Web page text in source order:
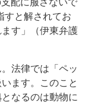
すと解されてお
す」（伊東弁護
法律では「ペッ
ます。このこと
なるのは動物に